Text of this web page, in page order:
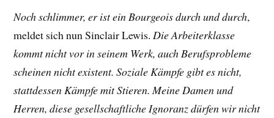
Noch schlimmer, er ist ein Bourgeois durch und durch,
meldet sich nun Sinclair Lewis.Die Arbeiterklasse
kommt nicht vor in seinem Werk, auch Berufsprobleme
scheinen nicht existent. Soziale Kämpfe gibt es nicht,
stattdessen Kämpfe mit Stieren. Meine Damen und
Herren, diese gesellschaftliche Ignoranz dürfen wir nicht